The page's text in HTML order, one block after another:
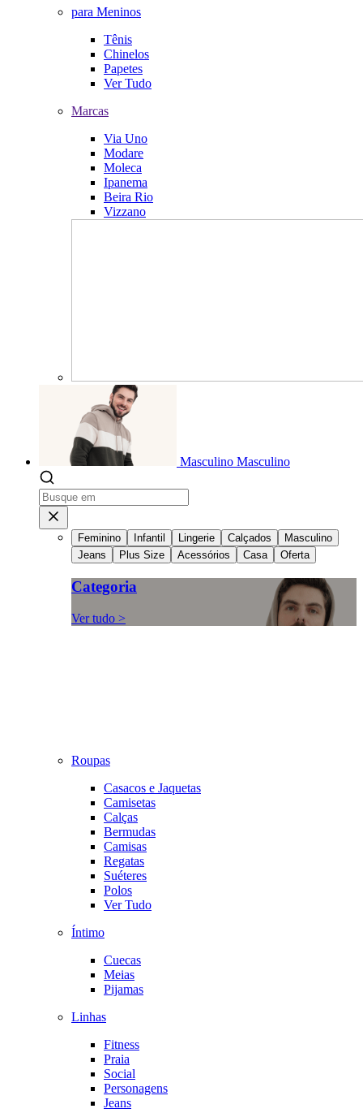
para Meninos
Tênis
Chinelos
Papetes
Ver Tudo
Marcas
Via Uno
Modare
Moleca
Ipanema
Beira Rio
Vizzano
Masculino Masculino
Feminino Infantil Lingerie Calçados
Masculino
Jeans
Plus Size Acessórios Casa Oferta
Categoria
Ver tudo >
Roupas
Casacos e Jaquetas
Camisetas
Calças
Bermudas
Camisas
Regatas
Suéteres
Polos
Ver Tudo
Íntimo
Cuecas
Meias
Pijamas
Linhas
Fitness
Praia
Social
Personagens
Jeans